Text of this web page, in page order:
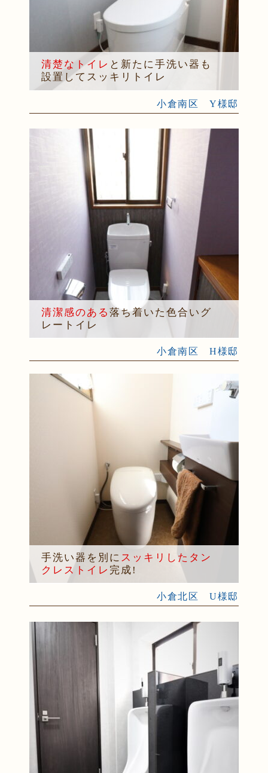
清楚なトイレ と新たに手洗い器も
設置してスッキリトイレ
小倉南区 Y様邸
清潔感のある 落ち着いた色合いグ
レートイレ
小倉南区 H様邸
手洗い器を別に スッキリしたタン
クレストイレ 完成!
小倉北区 U様邸